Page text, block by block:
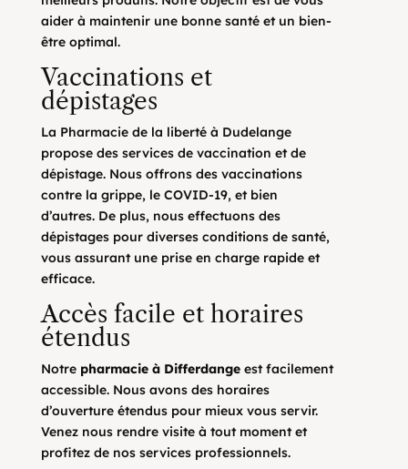
aider à maintenir une bonne santé et un bien-
être optimal.
Vaccinations et
dépistages
La Pharmacie de la liberté à Dudelange
propose des services de vaccination et de
dépistage. Nous offrons des vaccinations
contre la grippe, le COVID-19, et bien
d’autres. De plus, nous effectuons des
dépistages pour diverses conditions de santé,
vous assurant une prise en charge rapide et
efficace.
Accès facile et horaires
étendus
Notre pharmacie à Differdangeest facilement
accessible. Nous avons des horaires
d’ouverture étendus pour mieux vous servir.
Venez nous rendre visite à tout moment et
profitez de nos services professionnels.